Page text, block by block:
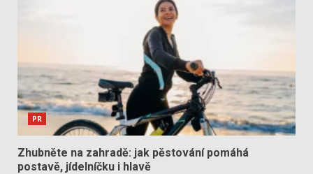
PR
Zhubněte na zahradě: jak pěstování pomáhá
postavě, jídelníčku i hlavě